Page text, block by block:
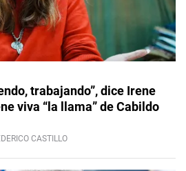
trabajando”, dice Irene
viva “la llama” de Cabildo
CASTILLO